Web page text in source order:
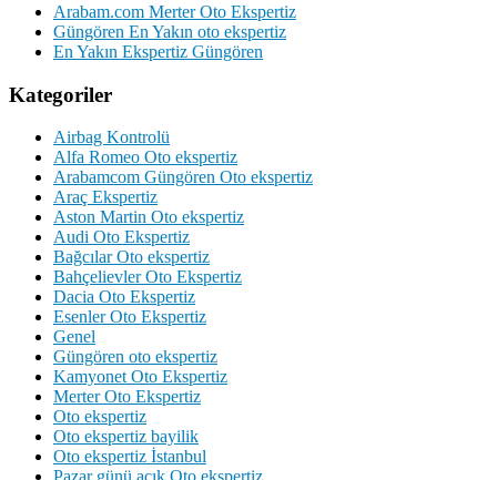
Arabam.com Merter Oto Ekspertiz
Güngören En Yakın oto ekspertiz
En Yakın Ekspertiz Güngören
Kategoriler
Airbag Kontrolü
Alfa Romeo Oto ekspertiz
Arabamcom Güngören Oto ekspertiz
Araç Ekspertiz
Aston Martin Oto ekspertiz
Audi Oto Ekspertiz
Bağcılar Oto ekspertiz
Bahçelievler Oto Ekspertiz
Dacia Oto Ekspertiz
Esenler Oto Ekspertiz
Genel
Güngören oto ekspertiz
Kamyonet Oto Ekspertiz
Merter Oto Ekspertiz
Oto ekspertiz
Oto ekspertiz bayilik
Oto ekspertiz İstanbul